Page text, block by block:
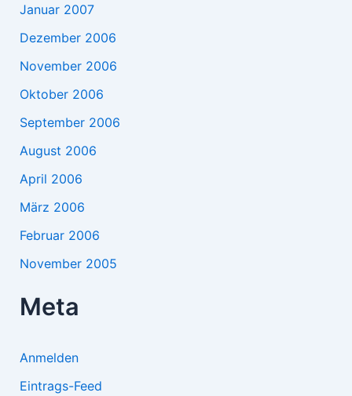
Januar 2007
Dezember 2006
November 2006
Oktober 2006
September 2006
August 2006
April 2006
März 2006
Februar 2006
November 2005
Meta
Anmelden
Eintrags-Feed